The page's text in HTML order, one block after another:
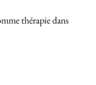
thérapie dans